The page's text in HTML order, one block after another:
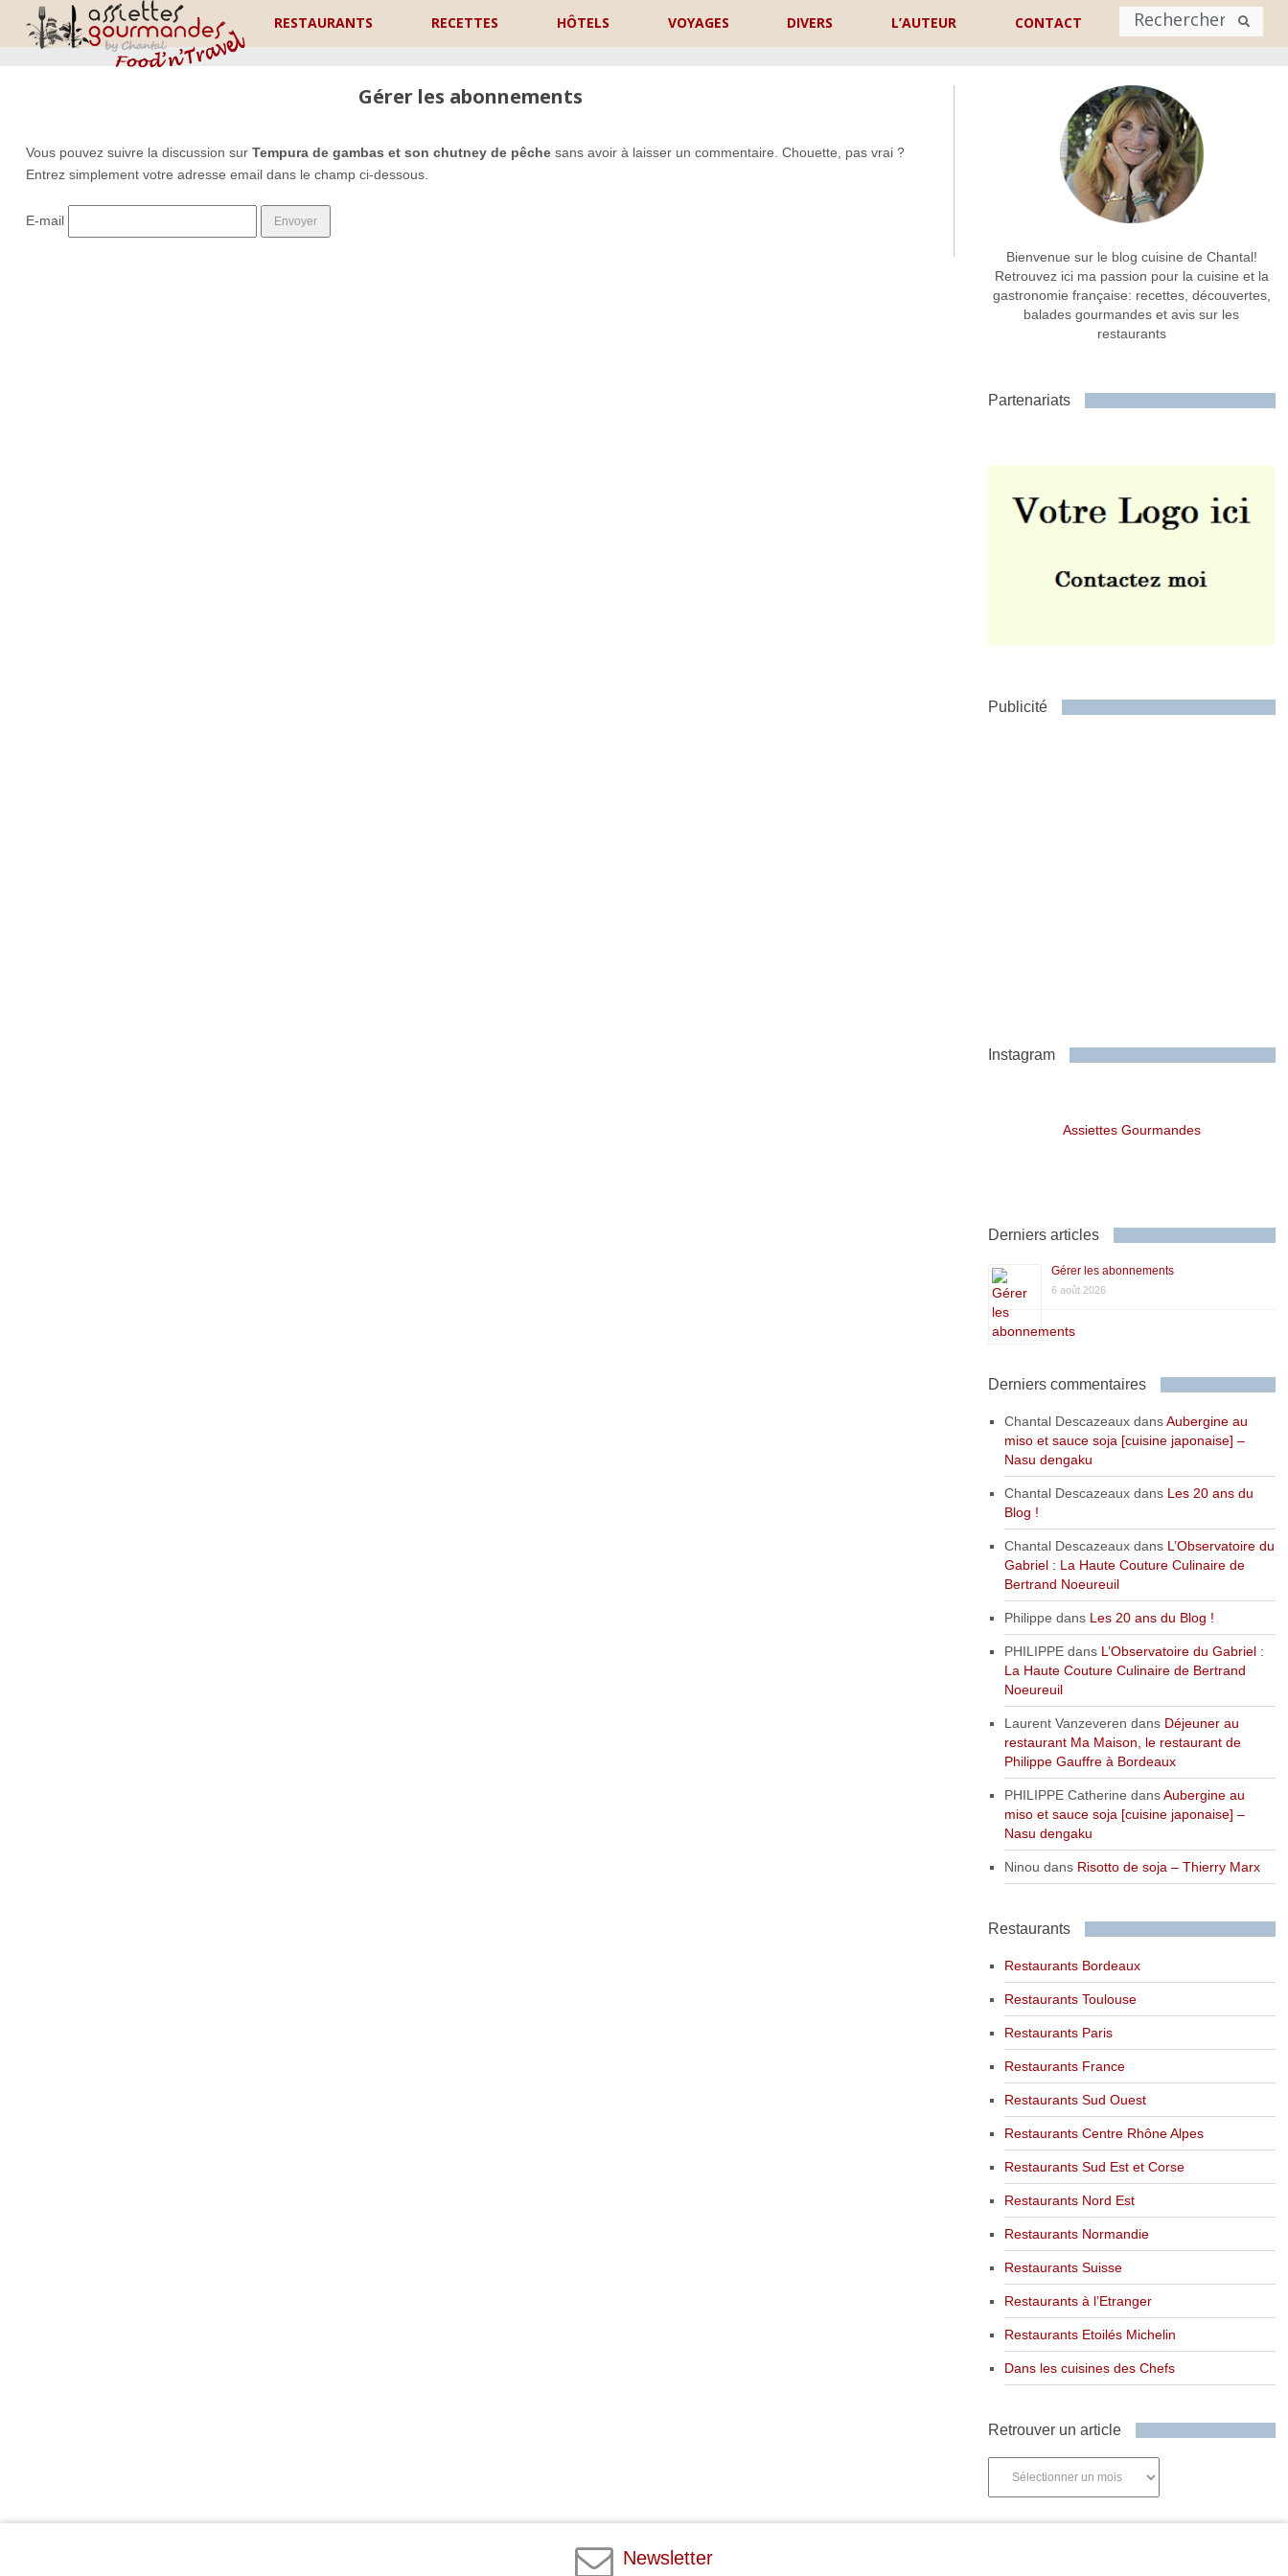
RESTAURANTS RECETTES HÔTELS VOYAGES DIVERS L’AUTEUR CONTACT
Nom
Commentaire ou message *
Gérer les abonnements
Vous pouvez suivre la discussion sur Tempura de gambas et son chutney de pêchesans avoir à laisser un commentaire. Chouette, pas vrai ?
Entrez simplement votre adresse email dans le champ ci-dessous.
E-mail
Bienvenue sur le blog cuisine de Chantal!
Retrouvez ici ma passion pour la cuisine et la
gastronomie française: recettes, découvertes,
balades gourmandes et avis sur les
restaurants
Partenariats
Publicité
Instagram
Assiettes Gourmandes
Derniers articles
Gérer les abonnements
6 août 2026
Derniers commentaires
Chantal DescazeauxdansAubergine au
miso et sauce soja [cuisine japonaise] –
Nasu dengaku
Chantal Descazeauxdans Les 20 ans du
Blog !
Chantal Descazeauxdans L’Observatoire du
Gabriel : La Haute Couture Culinaire de
Bertrand Noeureuil
Philippe dans Les 20 ans du Blog !
PHILIPPEdans L’Observatoire du Gabriel :
La Haute Couture Culinaire de Bertrand
Noeureuil
Laurent Vanzeveren dans Déjeuner au
restaurant Ma Maison, le restaurant de
Philippe Gauffre à Bordeaux
PHILIPPE Catherine dansAubergine au
miso et sauce soja [cuisine japonaise] –
Nasu dengaku
Ninou dans Risotto de soja – Thierry Marx
Restaurants
Restaurants Bordeaux
Restaurants Toulouse
Restaurants Paris
Restaurants France
Restaurants Sud Ouest
Restaurants Centre Rhône Alpes
Restaurants Sud Est et Corse
Restaurants Nord Est
Restaurants Normandie
Restaurants Suisse
Restaurants à l’Etranger
Restaurants Etoilés Michelin
Dans les cuisines des Chefs
Retrouver un article
Newsletter